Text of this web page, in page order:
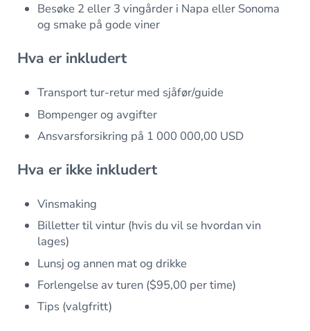
Besøke 2 eller 3 vingårder i Napa eller Sonoma
og smake på gode viner
Hva er inkludert
Transport tur-retur med sjåfør/guide
Bompenger og avgifter
Ansvarsforsikring på 1 000 000,00 USD
Hva er ikke inkludert
Vinsmaking
Billetter til vintur (hvis du vil se hvordan vin
lages)
Lunsj og annen mat og drikke
Forlengelse av turen ($95,00 per time)
Tips (valgfritt)